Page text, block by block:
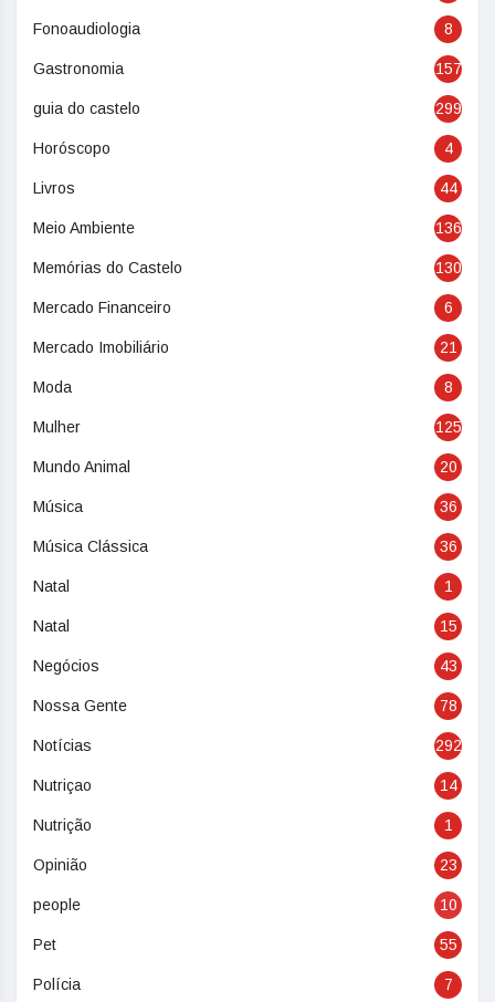
Fonoaudiologia 8
Gastronomia 157
guia do castelo 299
Horóscopo 4
Livros 44
Meio Ambiente 136
Memórias do Castelo 130
Mercado Financeiro 6
Mercado Imobiliário 21
Moda 8
Mulher 125
Mundo Animal 20
Música 36
Música Clássica 36
Natal 1
Natal 15
Negócios 43
Nossa Gente 78
Notícias 292
Nutriçao 14
Nutrição 1
Opinião 23
people 10
Pet 55
Polícia 7